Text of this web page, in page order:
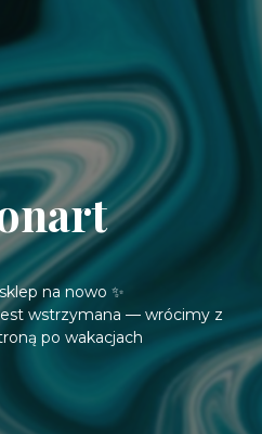
na nowo ✨
wstrzymana — wrócimy z
po wakacjach